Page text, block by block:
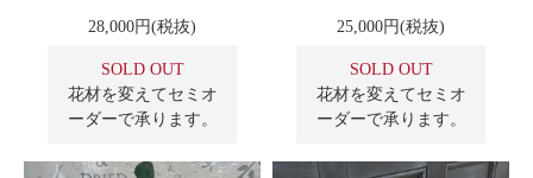
28,000円(税抜)
SOLD OUT
花材を変えてセミオ
ーダーで承ります。
25,000円(税抜)
SOLD OUT
花材を変えてセミオ
ーダーで承ります。